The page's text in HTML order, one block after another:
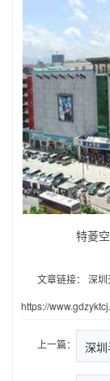
特菱
文章链接：
深圳
https://
上一篇：